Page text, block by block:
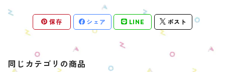
保存 シェア LINE ポスト
同じカテゴリの商品